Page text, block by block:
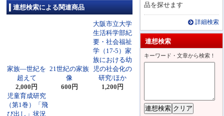
品を探せます
詳細検索
連想検索
キーワード・文章から検索！
連想検索による関連商品
家族―世紀を
超えて
2,000円
21世紀の家族
像
600円
大阪市立大学
生活科学部紀
要・社会福祉
学（17-5）家
族における幼
児の社会化の
研究/ほか
1,200円
児童育成研究
（第1巻）「飛
び出し」状況